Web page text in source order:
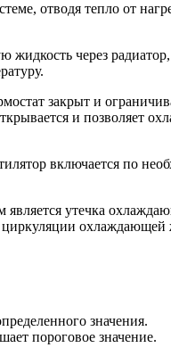
отводя тепло от
через радиатор,
закрыт и
и позволяет
включается по
утечка
циркуляции охлаждающей
значения.
пороговое значение.